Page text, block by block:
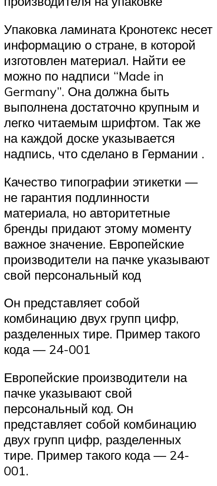
Упаковка ламината Кронотекс несет
информацию о стране, в которой
изготовлен материал. Найти ее
можно по надписи “Made in
Germany”. Она должна быть
выполнена достаточно крупным и
легко читаемым шрифтом. Так же
на каждой доске указывается
надпись, что сделано в Германии .
Качество типографии этикетки —
не гарантия подлинности
материала, но авторитетные
бренды придают этому моменту
важное значение. Европейские
производители на пачке указывают
свой персональный код
Он представляет собой
комбинацию двух групп цифр,
разделенных тире. Пример такого
кода — 24-001
Европейские производители на
пачке указывают свой
персональный код. Он
представляет собой комбинацию
двух групп цифр, разделенных
тире. Пример такого кода — 24-
001.